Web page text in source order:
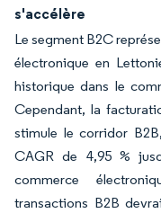
s'accélère
Le segment B2C
électronique en
historique dans le
Cependant, la
stimule le corridor
CAGR de 4,95 %
commerce
transactions B2B